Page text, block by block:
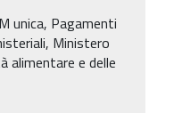
unica, Pagamenti
Ministero
alimentare e delle